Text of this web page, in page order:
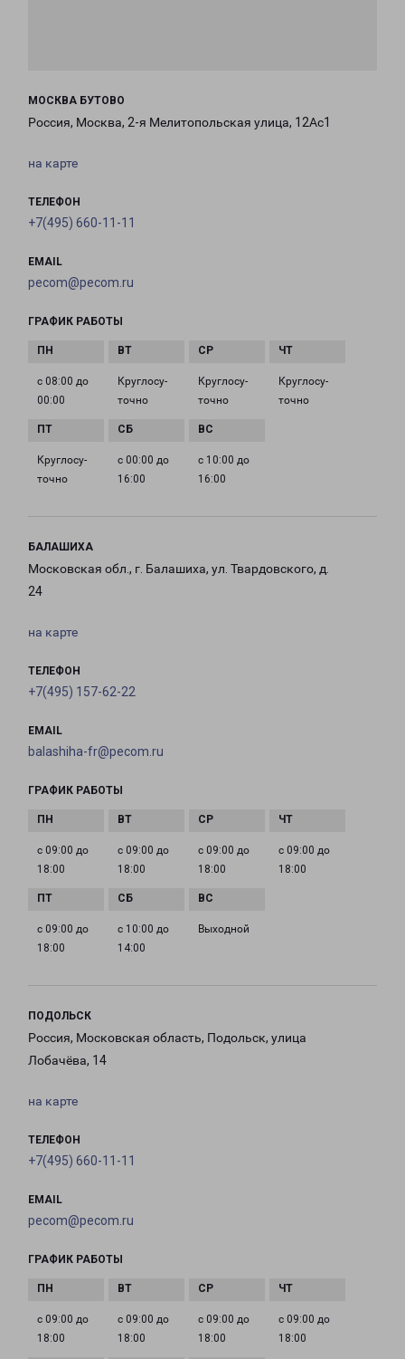
МОСКВА БУТОВО
Россия, Москва, 2-я Мелитопольская улица, 12Ас1
на карте
ТЕЛЕФОН
+7(495) 660-11-11
EMAIL
pecom@pecom.ru
ГРАФИК РАБОТЫ
с 08:00 до
00:00
Круглосу­
точно
Круглосу­
точно
Круглосу­
точно
Круглосу­
точно
с 00:00 до
16:00
с 10:00 до
16:00
БАЛАШИХА
Московская обл., г. Балашиха, ул. Твардовского, д.
24
на карте
ТЕЛЕФОН
+7(495) 157-62-22
EMAIL
balashiha-fr@pecom.ru
ГРАФИК РАБОТЫ
с 09:00 до
18:00
с 09:00 до
18:00
с 09:00 до
18:00
с 09:00 до
18:00
с 09:00 до
18:00
с 10:00 до
14:00
Выходной
ПОДОЛЬСК
Россия, Московская область, Подольск, улица
Лобачёва, 14
на карте
ТЕЛЕФОН
+7(495) 660-11-11
EMAIL
pecom@pecom.ru
ГРАФИК РАБОТЫ
с 09:00 до
18:00
с 09:00 до
18:00
с 09:00 до
18:00
с 09:00 до
18:00